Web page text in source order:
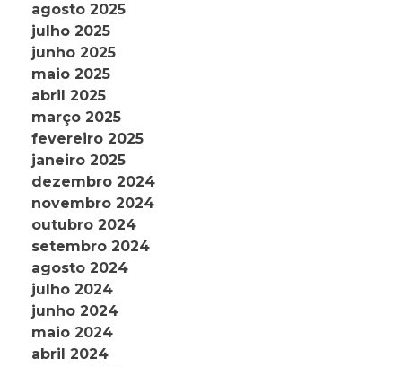
agosto 2025
julho 2025
junho 2025
maio 2025
abril 2025
março 2025
fevereiro 2025
janeiro 2025
dezembro 2024
novembro 2024
outubro 2024
setembro 2024
agosto 2024
julho 2024
junho 2024
maio 2024
abril 2024